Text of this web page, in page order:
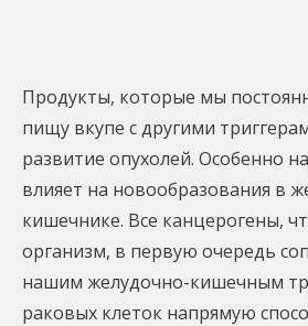
Продукты, которые мы
пищу вкупе с другими
развитие опухолей. Особенно
влияет на новообразования в
кишечнике. Все канцерогены,
организм, в первую очередь
нашим желудочно-кишечным
раковых клеток напрямую